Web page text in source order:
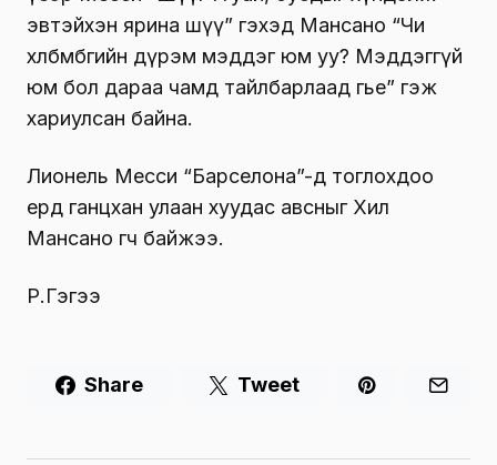
эвтэйхэн ярина шүү” гэхэд Мансано “Чи
хөлбөмбөгийн дүрэм мэддэг юм уу? Мэддэггүй
юм бол дараа чамд тайлбарлаад өгье” гэж
хариулсан байна.
Лионель Месси “Барселона”-д тоглохдоо
ердөө ганцхан улаан хуудас авсныг Хил
Мансано өгч байжээ.
Р.Гэгээ
Share Tweet